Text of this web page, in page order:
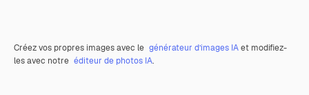
Créez vos propres images avec le générateur d’images IAet modifiez-
les avec notre éditeur de photos IA.